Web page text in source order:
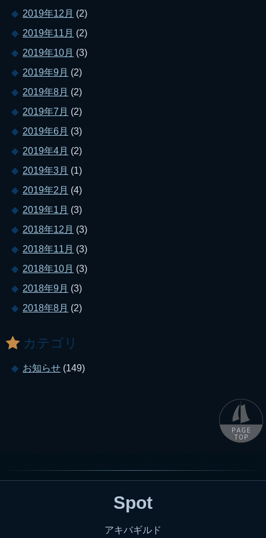
2019年12月 (2)
2019年11月 (2)
2019年10月 (3)
2019年9月 (2)
2019年8月 (2)
2019年7月 (2)
2019年6月 (3)
2019年4月 (2)
2019年3月 (1)
2019年2月 (4)
2019年1月 (3)
2018年12月 (3)
2018年11月 (3)
2018年10月 (3)
2018年9月 (3)
2018年8月 (2)
カテゴリ
お知らせ (149)
Spot
アキバギルド